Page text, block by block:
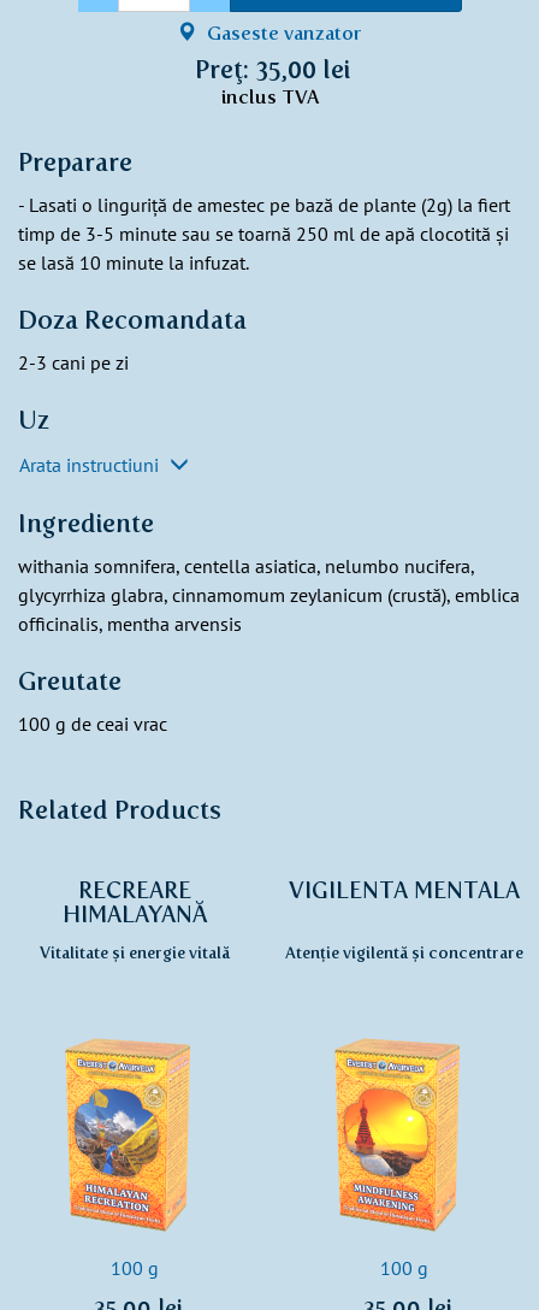
Gaseste vanzator
Preţ: 35,00 lei
inclus TVA
Preparare
- Lasati o linguriță de amestec pe bază de plante (2g) la fiert
timp de 3-5 minute sau se toarnă 250 ml de apă clocotită și
se lasă 10 minute la infuzat.
Doza Recomandata
2-3 cani pe zi
Uz
Arata instructiuni
Ingrediente
withania somnifera, centella asiatica, nelumbo nucifera,
glycyrrhiza glabra, cinnamomum zeylanicum (crustă), emblica
officinalis, mentha arvensis
Greutate
100 g de ceai vrac
Related Products
RECREARE
HIMALAYANĂ
Vitalitate și energie vitală
100 g
VIGILENTA MENTALA
Atenție vigilentă și concentrare
100 g